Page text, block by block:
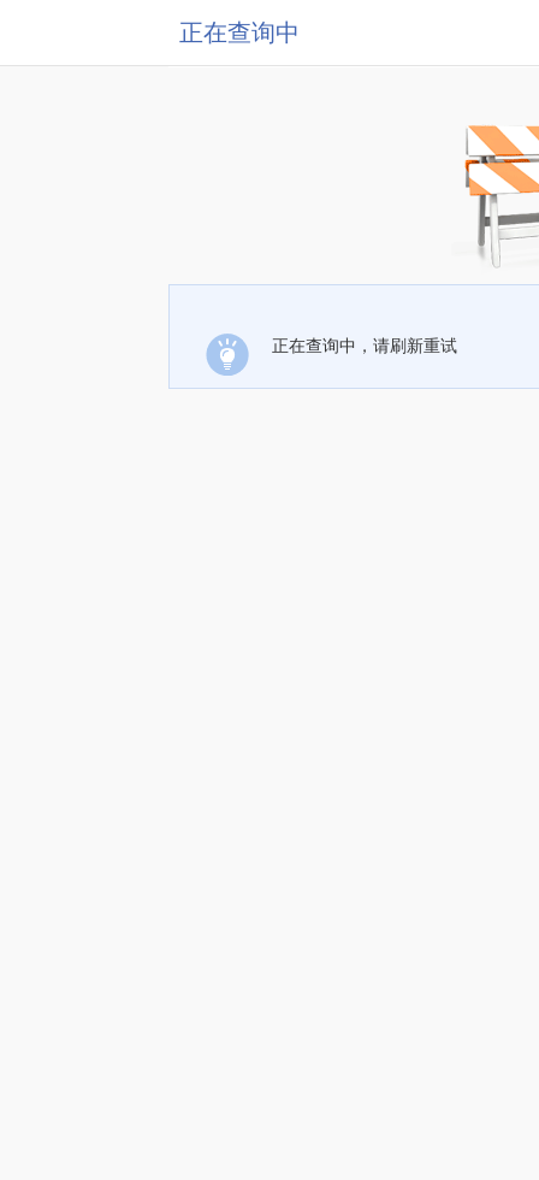
正在查询中
正在查询中，请刷新重试